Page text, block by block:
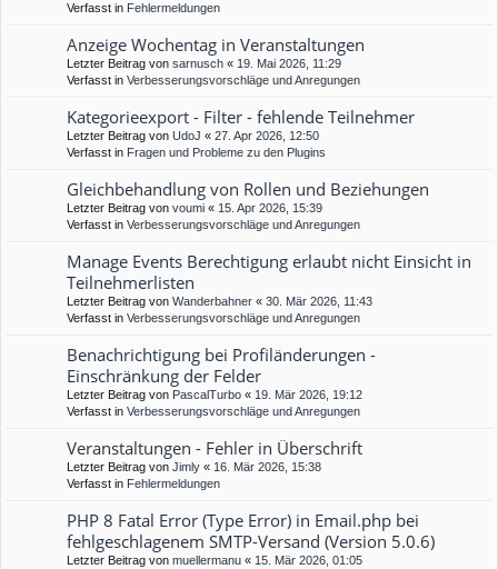
Verfasst in Fehlermeldungen
Anzeige Wochentag in Veranstaltungen
Letzter Beitrag von sarnusch « 19. Mai 2026, 11:29
Verfasst in Verbesserungsvorschläge und Anregungen
Kategorieexport - Filter - fehlende Teilnehmer
Letzter Beitrag von UdoJ « 27. Apr 2026, 12:50
Verfasst in Fragen und Probleme zu den Plugins
Gleichbehandlung von Rollen und Beziehungen
Letzter Beitrag von voumi « 15. Apr 2026, 15:39
Verfasst in Verbesserungsvorschläge und Anregungen
Manage Events Berechtigung erlaubt nicht Einsicht in
Teilnehmerlisten
Letzter Beitrag von Wanderbahner « 30. Mär 2026, 11:43
Verfasst in Verbesserungsvorschläge und Anregungen
Benachrichtigung bei Profiländerungen -
Einschränkung der Felder
Letzter Beitrag von PascalTurbo « 19. Mär 2026, 19:12
Verfasst in Verbesserungsvorschläge und Anregungen
Veranstaltungen - Fehler in Überschrift
Letzter Beitrag von Jimly « 16. Mär 2026, 15:38
Verfasst in Fehlermeldungen
PHP 8 Fatal Error (Type Error) in Email.php bei
fehlgeschlagenem SMTP-Versand (Version 5.0.6)
Letzter Beitrag von muellermanu « 15. Mär 2026, 01:05